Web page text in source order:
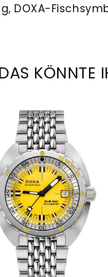
DOXA-
DAS KÖNNTE